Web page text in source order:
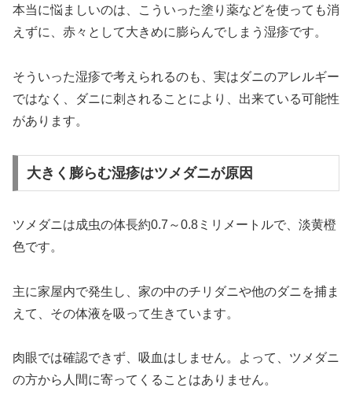
本当に悩ましいのは、こういった塗り薬などを使っても消
えずに、赤々として大きめに膨らんでしまう湿疹です。
そういった湿疹で考えられるのも、実はダニのアレルギー
ではなく、ダニに刺されることにより、出来ている可能性
があります。
大きく膨らむ湿疹はツメダニが原因
ツメダニは成虫の体長約0.7～0.8ミリメートルで、淡黄橙
色です。
主に家屋内で発生し、家の中のチリダニや他のダニを捕ま
えて、その体液を吸って生きています。
肉眼では確認できず、吸血はしません。よって、ツメダニ
の方から人間に寄ってくることはありません。